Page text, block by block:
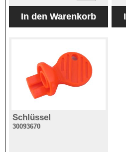
Schlüssel
30093670